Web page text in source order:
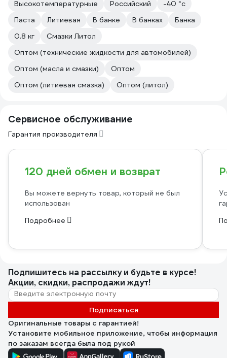
Высокотемпературные
Российский
-40 °с
Паста
Литиевая В банке В банках
Банка
0.8 кг
Смазки Литол
Оптом (технические жидкости для автомобилей)
Оптом (масла и смазки)
Оптом
Оптом (литиевая смазка)
Оптом (литол)
Сервисное обслуживание
Гарантия производителя
120 дней обмен и возврат
Вы можете вернуть товар, который не был
использован
Подробнее
Подпишитесь на рассылкуи будьте в курсе!
Акции, скидки, распродажи ждут!
Подписаться
Оригинальные товары с гарантией!
Установите мобильное приложение, чтобы информация
по заказам всегда была под рукой